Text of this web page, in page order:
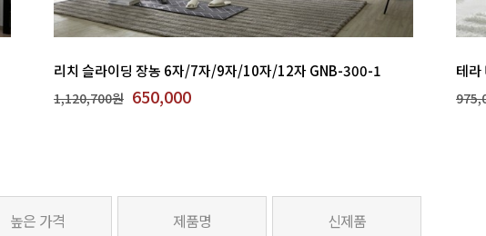
리치 슬라이딩 장농 6자/7자/9자/10자/12자 GNB-300-1
1,120,700원 650,000
높은 가격 제품명 신제품